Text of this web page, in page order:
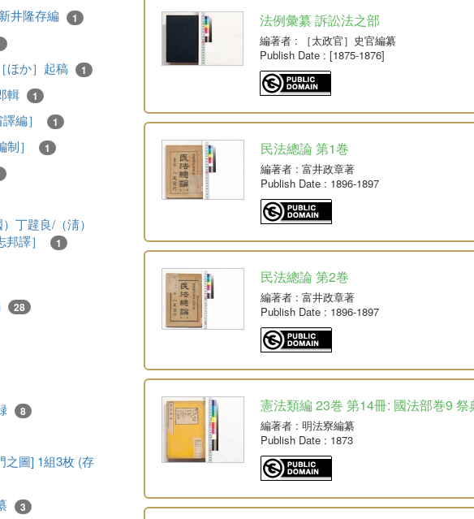
新井隆存編 1
ほか］起稿 1
輯 1
編］ 1
制］ 1
丁韙良/（淸）
譯］
1
28
8
之圖] 1組3枚 (存
3
法例彙纂 訴訟法之部
編著者: ［太政官］史官編纂
Publish Date: [1875-1876]
民法總論 第1巻
編著者: 富井政章著
Publish Date: 1896-1897
民法總論 第2巻
編著者: 富井政章著
Publish Date: 1896-1897
憲法類編 23巻 第14冊: 國法部巻9 祭
編著者: 明法寮編纂
Publish Date: 1873